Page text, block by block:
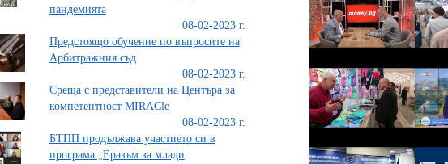
пандемията
08-02-2023 г.
Предстоящо обучение по въпросите на
Арбитражния съд
08-02-2023 г.
Среща с представители на Центъра за
компетентност MIRACle
08-02-2023 г.
БТПП продължава участието си в
програма „Еразъм за млади